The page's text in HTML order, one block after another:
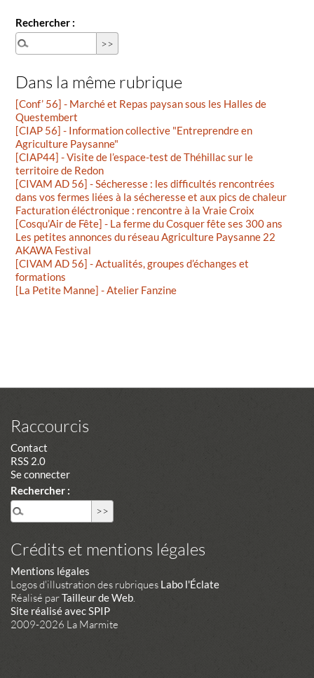
Rechercher :
Dans la même rubrique
[Conf’ 56] - Marché et Repas paysan sous les Halles de
Questembert
[CIAP 56] - Information collective "Entreprendre en
Agriculture Paysanne"
[CIAP44] - Visite de l’espace-test de Théhillac sur le
territoire de Redon
[CIVAM AD 56] - Sécheresse : les difficultés rencontrées
dans vos fermes liées à la sécheresse et aux pics de chaleur
Facturation éléctronique : rencontre à la Vraie Croix
[Cosqu’Air de Fête] - La ferme du Cosquer fête ses 300 ans
Les petites annonces du réseau Agriculture Paysanne 22
AKAWA Festival
[CIVAM AD 56] - Actualités, groupes d’échanges et
formations
[La Petite Manne] - Atelier Fanzine
Raccourcis
Contact
RSS 2.0
Se connecter
Rechercher :
Crédits et mentions légales
Mentions légales
Logos d'illustration des rubriques Labo l'Éclate
Réalisé parTailleur de Web.
Site réalisé avec SPIP
2009-2026 La Marmite